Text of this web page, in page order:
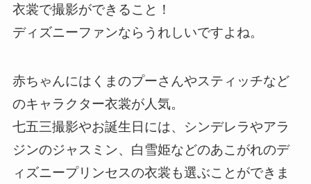
衣裳で撮影ができること！
ディズニーファンならうれしいですよね。
赤ちゃんにはくまのプーさんやスティッチなど
のキャラクター衣裳が人気。
七五三撮影やお誕生日には、シンデレラやアラ
ジンのジャスミン、白雪姫などのあこがれのデ
ィズニープリンセスの衣裳も選ぶことができま